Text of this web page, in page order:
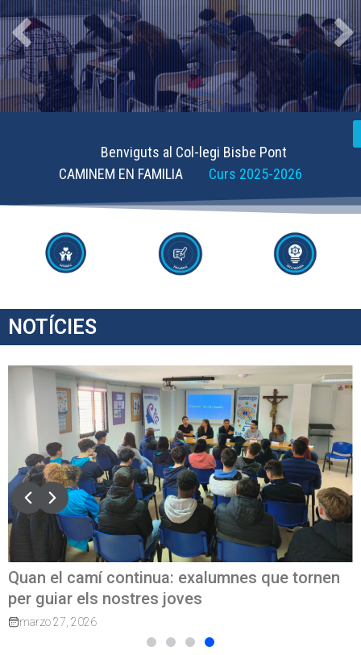
Benviguts al Col-legi Bisbe Pont
CAMINEM EN FAMILIA Curs 2025-2026
NOTÍCIES
Quan el camí continua: exalumnes que tornen
per guiar els nostres joves
marzo 27, 2026